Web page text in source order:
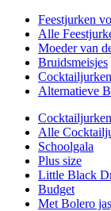
Feestjurken
Alle
Moeder van
Bruidsmeisjes
Cocktailjurken
Alternatieve
Cocktailjurken
Alle
Schoolgala
Plus size
Little Black
Budget
Met Bolero